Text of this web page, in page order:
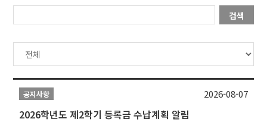
검색
공지사항
2026학년도 제2학기 등록금 수납계획 알림
2026-08-07